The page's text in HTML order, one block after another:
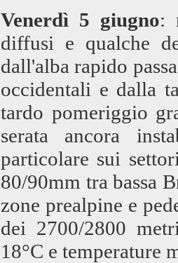
Venerdì 5 giugno:
diffusi e qualche
dall'alba rapido
occidentali e dalla
tardo pomeriggio
serata ancora
particolare sui
80/90mm tra bassa
zone prealpine e
dei 2700/2800
18°C e temperature